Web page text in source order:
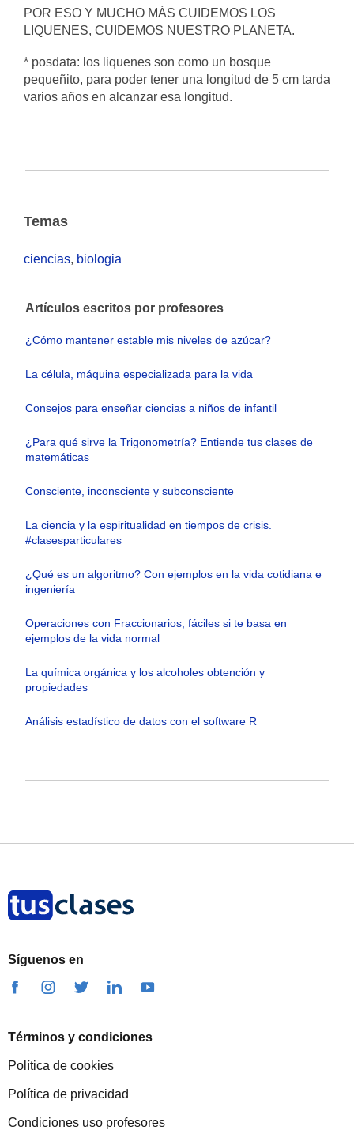
POR ESO Y MUCHO MÁS CUIDEMOS LOS
LIQUENES, CUIDEMOS NUESTRO PLANETA.
* posdata: los liquenes son como un bosque
pequeñito, para poder tener una longitud de 5 cm tarda
varios años en alcanzar esa longitud.
Temas
ciencias, biologia
Artículos escritos por profesores
¿Cómo mantener estable mis niveles de azúcar?
La célula, máquina especializada para la vida
Consejos para enseñar ciencias a niños de infantil
¿Para qué sirve la Trigonometría? Entiende tus clases de
matemáticas
Consciente, inconsciente y subconsciente
La ciencia y la espiritualidad en tiempos de crisis.
#clasesparticulares
¿Qué es un algoritmo? Con ejemplos en la vida cotidiana e
ingeniería
Operaciones con Fraccionarios, fáciles si te basa en
ejemplos de la vida normal
La química orgánica y los alcoholes obtención y
propiedades
Análisis estadístico de datos con el software R
Síguenos en
Términos y condiciones
Política de cookies
Política de privacidad
Condiciones uso profesores